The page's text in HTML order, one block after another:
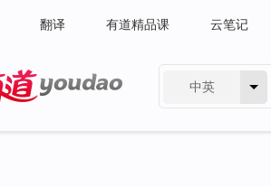
翻译 有道精品课 云笔记
中英